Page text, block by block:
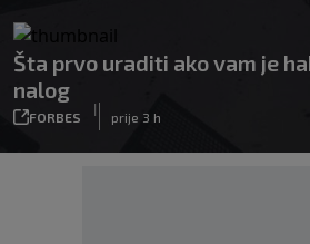
Šta prvo uraditi ako vam je
nalog
FORBES
|
prije 3 h